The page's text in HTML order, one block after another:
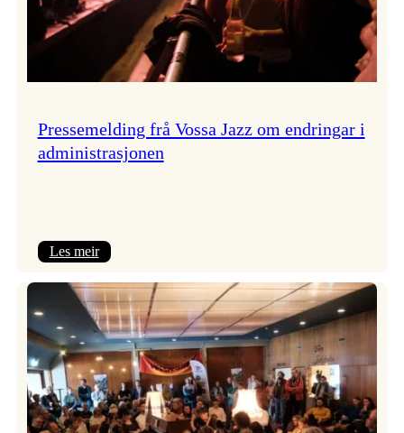
Pressemelding frå Vossa Jazz om endringar i
administrasjonen
Les meir:
frå
Vossa
Jazz
om
endringar
i
administrasjonen